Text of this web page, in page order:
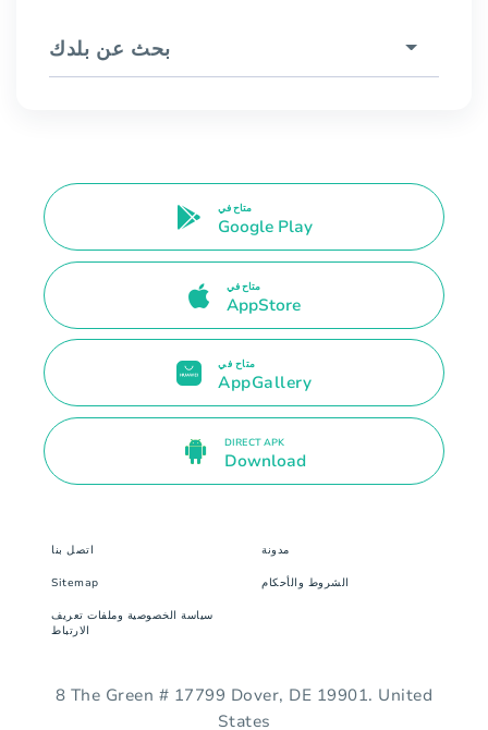
بحث عن بلدك
متاح في
Google Play
متاح في
AppStore
متاح في
AppGallery
DIRECT APK
Download
اتصل بنا مدونة
Sitemap الشروط والأحكام
سياسة الخصوصية وملفات تعريف
الارتباط
8 The Green # 17799 Dover, DE 19901. United
States